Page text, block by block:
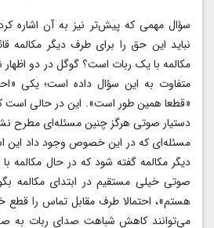
سؤال مهمی که پیش‌تر نیز به آن اشاره
نباید این حق را برای طرف دیگر مکالمه
مکالمه با یک ربات است؟ گوگل در دو
متفاوت به این سؤال داده است؛ یکی
«قطعا همین طور است». این در حالی است
دستیار صوتی هرگز چنین مسئله‌ای مطرح
مسئله‌ای که در این خصوص وجود داد این
دیگر مکالمه گفته شود که در حال مکالمه
صوتی خیلی مستقیم در ابتدای مکالمه
هستم»، احتمالا طرف مقابل تماس را قطع
می‌توانند کاهش شباهت صدای ربات به